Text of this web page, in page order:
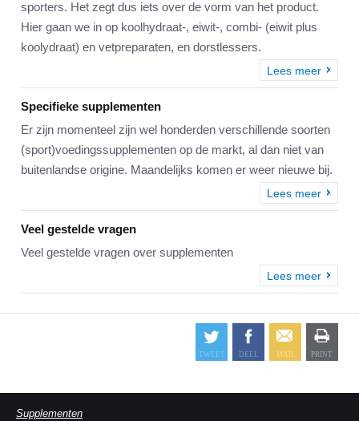
sporters. Het zegt dus iets over de vorm van het product.
Hier gaan we in op koolhydraat-, eiwit-, combi- (eiwit plus
koolydraat) en vetpreparaten, en dorstlessers.
Lees meer
Specifieke supplementen
Er zijn momenteel zijn wel honderden verschillende soorten
(sport)voedingssupplementen op de markt, al dan niet van
buitenlandse origine. Maandelijks komen er weer nieuwe bij.
Lees meer
Veel gestelde vragen
Veel gestelde vragen over supplementen
Lees meer
Supplementen